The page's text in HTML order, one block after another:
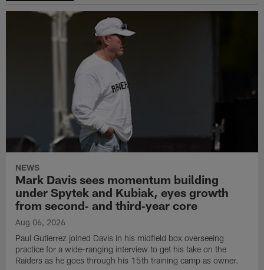
NEWS
Mark Davis sees momentum building
under Spytek and Kubiak, eyes growth
from second‑ and third‑year core
Aug 06, 2026
Paul Gutierrez joined Davis in his midfield box overseeing
practice for a wide-ranging interview to get his take on the
Raiders as he goes through his 15th training camp as owner.